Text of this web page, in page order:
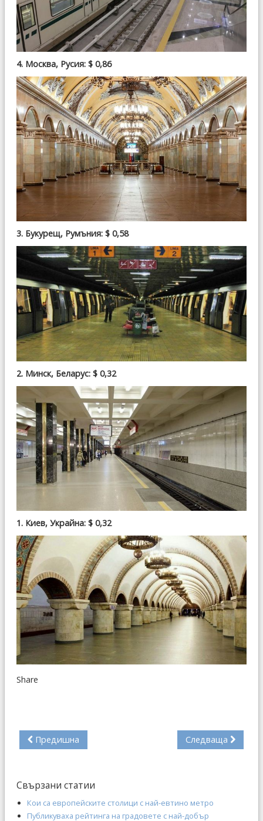
4. Москва, Русия: $ 0,86
3. Букурещ, Румъния: $ 0,58
2. Минск, Беларус: $ 0,32
1. Киев, Украйна: $ 0,32
Share
Предишна Следваща
Свързани статии
Кои са европейските столици с най-евтино метро
Публикуваха рейтинга на градовете с най-добър